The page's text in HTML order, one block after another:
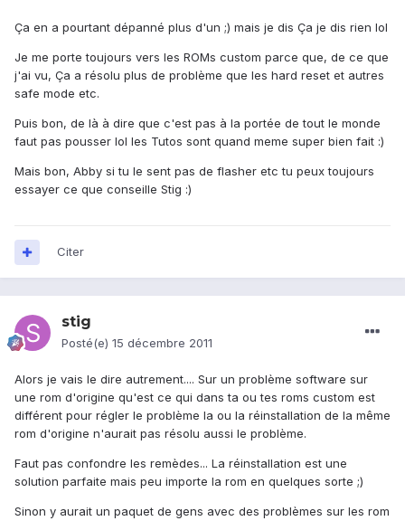
Ça en a pourtant dépanné plus d'un ;) mais je dis Ça je dis rien lol
Je me porte toujours vers les ROMs custom parce que, de ce que
j'ai vu, Ça a résolu plus de problème que les hard reset et autres
safe mode etc.
Puis bon, de là à dire que c'est pas à la portée de tout le monde
faut pas pousser lol les Tutos sont quand meme super bien fait :)
Mais bon, Abby si tu le sent pas de flasher etc tu peux toujours
essayer ce que conseille Stig :)
Citer
stig
Posté(e) 15 décembre 2011
Alors je vais le dire autrement.... Sur un problème software sur
une rom d'origine qu'est ce qui dans ta ou tes roms custom est
différent pour régler le problème la ou la réinstallation de la même
rom d'origine n'aurait pas résolu aussi le problème.
Faut pas confondre les remèdes... La réinstallation est une
solution parfaite mais peu importe la rom en quelques sorte ;)
Sinon y aurait un paquet de gens avec des problèmes sur les rom